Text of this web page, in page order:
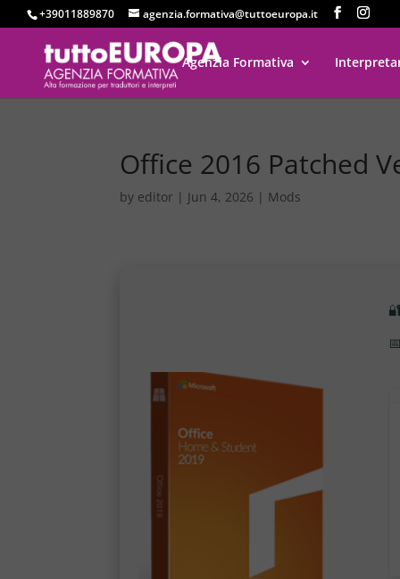
+39011889870 agenzia.formativa@tuttoeuropa.it
Agenzia Formativa
Office 2016 Patched
by editor | Jun 4, 2026 | Mods